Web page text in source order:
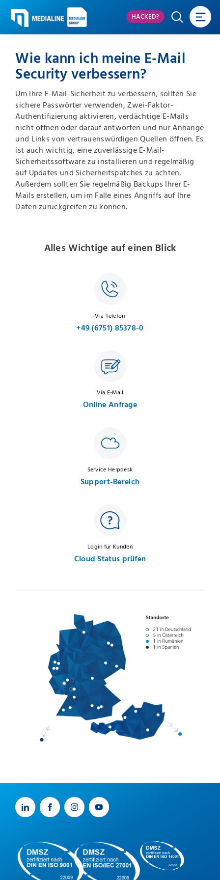
HACKED?
Wie kann ich meine E-Mail
Security verbessern?
Um Ihre E-Mail-Sicherheit zu verbessern, sollten Sie
sichere Passwörter verwenden, Zwei-Faktor-
Authentifizierung aktivieren, verdächtige E-Mails
nicht öffnen oder darauf antworten und nur Anhänge
und Links von vertrauenswürdigen Quellen öffnen. Es
ist auch wichtig, eine zuverlässige E-Mail-
Sicherheitssoftware zu installieren und regelmäßig
auf Updates und Sicherheitspatches zu achten.
Außerdem sollten Sie regelmäßig Backups Ihrer E-
Mails erstellen, um im Falle eines Angriffs auf Ihre
Daten zurückgreifen zu können.
Alles Wichtige auf einen Blick
Via Telefon
+49 (6751) 85378-0
Via E-Mail
Online Anfrage
Service Helpdesk
Support-Bereich
Login für Kunden
Cloud Status prüfen